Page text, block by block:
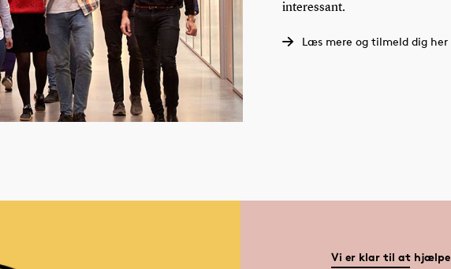
interessant.
Læs mere og tilmeld dig her
Vi er klar til at hjælpe